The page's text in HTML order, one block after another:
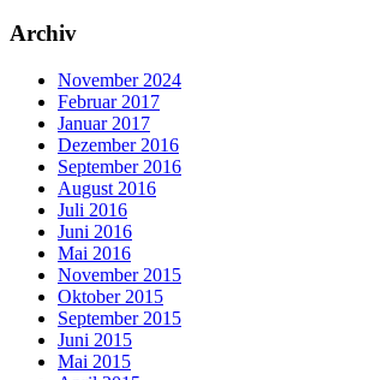
Archiv
November 2024
Februar 2017
Januar 2017
Dezember 2016
September 2016
August 2016
Juli 2016
Juni 2016
Mai 2016
November 2015
Oktober 2015
September 2015
Juni 2015
Mai 2015